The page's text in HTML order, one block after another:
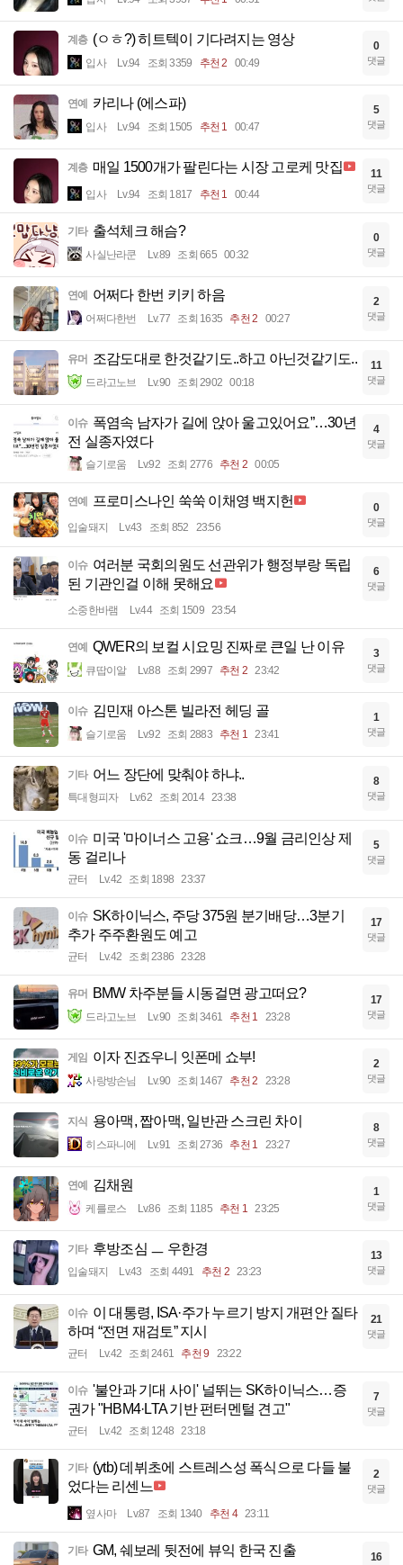
계층 (ㅇㅎ?) 히트텍이 기다려지는 영상
입사 Lv.94 조회 3359 추천 2 00:49
0
댓글
연예 카리나 (에스파)
입사 Lv.94 조회 1505 추천 1 00:47
5
댓글
계층 매일 1500개가 팔린다는 시장 고로케 맛집
입사 Lv.94 조회 1817 추천 1 00:44
11
댓글
기타 출석체크 해슴?
사실난라쿤 Lv.89 조회 665 00:32
0
댓글
연예 어쩌다 한번 키키 하음
어쩌다한번 Lv.77 조회 1635 추천 2 00:27
2
댓글
유머 조감도대로 한것같기도..하고 아닌것같기도..
드라고노브 Lv.90 조회 2902 00:18
11
댓글
이슈 폭염속 남자가 길에 앉아 울고있어요”…30년
전 실종자였다
슬기로움 Lv.92 조회 2776 추천 2 00:05
4
댓글
연예 프로미스나인 쑥쑥 이채영 백지헌
입술돼지 Lv.43 조회 852 23:56
0
댓글
이슈 여러분 국회의원도 선관위가 행정부랑 독립
된 기관인걸 이해 못해요
소중한바램 Lv.44 조회 1509 23:54
6
댓글
연예 QWER의 보컬 시요밍 진짜로 큰일 난 이유
큐땁이알 Lv.88 조회 2997 추천 2 23:42
3
댓글
이슈 김민재 아스톤 빌라전 헤딩 골
슬기로움 Lv.92 조회 2883 추천 1 23:41
1
댓글
기타 어느 장단에 맞춰야 하냐..
특대형피자 Lv.62 조회 2014 23:38
8
댓글
이슈 미국 '마이너스 고용' 쇼크…9월 금리인상 제
동 걸리나
균터 Lv.42 조회 1898 23:37
5
댓글
이슈 SK하이닉스, 주당 375원 분기배당…3분기
추가 주주환원도 예고
균터 Lv.42 조회 2386 23:28
17
댓글
유머 BMW 차주분들 시동걸면 광고떠요?
드라고노브 Lv.90 조회 3461 추천 1 23:28
17
댓글
게임 이자 진죠우니 잇폰메 쇼부!
사랑방손님 Lv.90 조회 1467 추천 2 23:28
2
댓글
지식 용아맥, 짭아맥, 일반관 스크린 차이
히스파니에 Lv.91 조회 2736 추천 1 23:27
8
댓글
연예 김채원
케를로스 Lv.86 조회 1185 추천 1 23:25
1
댓글
기타 후방조심 ㅡ 우한경
입술돼지 Lv.43 조회 4491 추천 2 23:23
13
댓글
이슈 이 대통령, ISA·주가 누르기 방지 개편안 질타
하며 “전면 재검토” 지시
균터 Lv.42 조회 2461 추천 9 23:22
21
댓글
이슈 '불안과 기대 사이' 널뛰는 SK하이닉스…증
권가 "HBM4·LTA 기반 펀터멘털 견고"
균터 Lv.42 조회 1248 23:18
7
댓글
기타 (ytb) 데뷔초에 스트레스성 폭식으로 다들 불
었다는 리센느
옆사마 Lv.87 조회 1340 추천 4 23:11
2
댓글
기타 GM, 쉐보레 뒷전에 뷰익 한국 진출 16